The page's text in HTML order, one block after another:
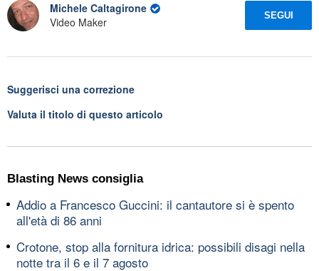
Michele Caltagirone
Video Maker
SEGUI
Suggerisci una correzione
Valuta il titolo di questo articolo
Blasting News consiglia
Addio a Francesco Guccini: il cantautore si è spento
all'età di 86 anni
Crotone, stop alla fornitura idrica: possibili disagi nella
notte tra il 6 e il 7 agosto